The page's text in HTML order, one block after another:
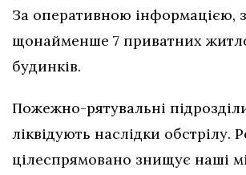
За оперативною інформацією,
щонайменше 7 приватних
будинків.
Пожежно-рятувальні
ліквідують наслідки обстрілу.
цілеспрямовано знищує наші